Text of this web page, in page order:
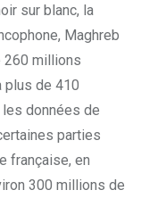
sur blanc, la
Maghreb
260 millions
plus de 410
les données de
parties
française, en
300 millions de